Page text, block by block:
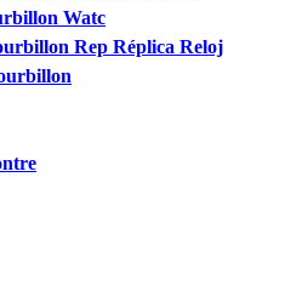
Watc
Rep Réplica Reloj